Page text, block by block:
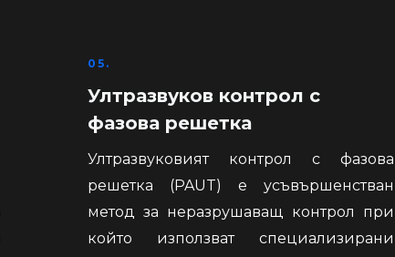
05.
Ултразвуков контрол с
фазова решетка
Ултразвуковият контрол с фазова
решетка (PAUT) е усъвършенстван
метод за неразрушаващ контрол при
който използват специализирани